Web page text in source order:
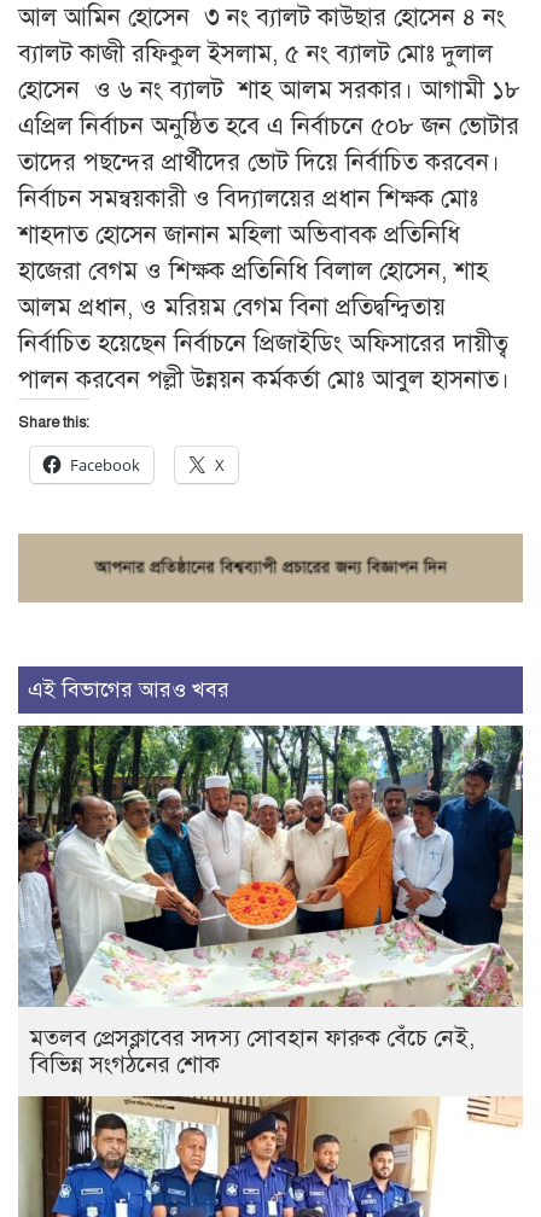
আল আমিন হোসেন ৩ নং ব্যালট কাউছার হোসেন ৪ নং
ব্যালট কাজী রফিকুল ইসলাম, ৫ নং ব্যালট মোঃ দুলাল
হোসেন ও ৬ নং ব্যালট শাহ আলম সরকার। আগামী ১৮
এপ্রিল নির্বাচন অনুষ্ঠিত হবে এ নির্বাচনে ৫০৮ জন ভোটার
তাদের পছন্দের প্রার্থীদের ভোট দিয়ে নির্বাচিত করবেন।
নির্বাচন সমন্বয়কারী ও বিদ্যালয়ের প্রধান শিক্ষক মোঃ
শাহদাত হোসেন জানান মহিলা অভিবাবক প্রতিনিধি
হাজেরা বেগম ও শিক্ষক প্রতিনিধি বিলাল হোসেন, শাহ
আলম প্রধান, ও মরিয়ম বেগম বিনা প্রতিদ্বন্দ্বিতায়
নির্বাচিত হয়েছেন নির্বাচনে প্রিজাইডিং অফিসারের দায়ীত্ব
পালন করবেন পল্লী উন্নয়ন কর্মকর্তা মোঃ আবুল হাসনাত।
Share this:
Facebook X
এই বিভাগের আরও খবর
মতলব প্রেসক্লাবের সদস্য সোবহান ফারুক বেঁচে নেই,
বিভিন্ন সংগঠনের শোক